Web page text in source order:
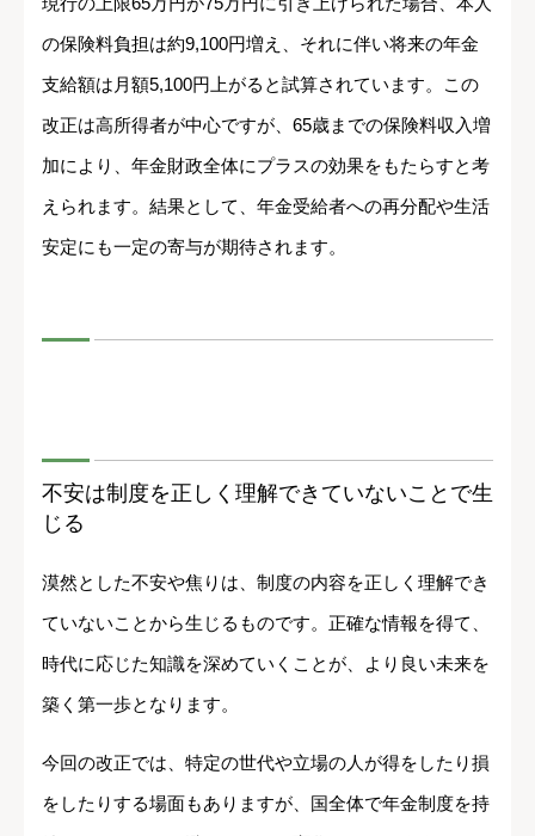
の保険料負担は約9,100円増え、それに伴い将来の年金
支給額は月額5,100円上がると試算されています。この
改正は高所得者が中心ですが、65歳までの保険料収入増
加により、年金財政全体にプラスの効果をもたらすと考
えられます。結果として、年金受給者への再分配や生活
安定にも一定の寄与が期待されます。
不安は制度を正しく理解できていないことで生
じる
漠然とした不安や焦りは、制度の内容を正しく理解でき
ていないことから生じるものです。正確な情報を得て、
時代に応じた知識を深めていくことが、より良い未来を
築く第一歩となります。
今回の改正では、特定の世代や立場の人が得をしたり損
をしたりする場面もありますが、国全体で年金制度を持